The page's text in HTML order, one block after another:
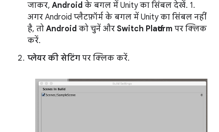
जाकर, Android के बगल में Unity का सिंबल देखें. 1.
अगर Android प्लैटफ़ॉर्म के बगल में Unity का सिंबल नहीं
है, तो Android को चुनें और Switch Platform पर क्लिक
करें.
प्लेयर की सेटिंग पर क्लिक करें.